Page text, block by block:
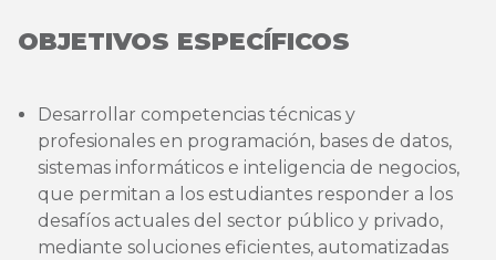
OBJETIVOS ESPECÍFICOS
Desarrollar competencias técnicas y
profesionales en programación, bases de datos,
sistemas informáticos e inteligencia de negocios,
que permitan a los estudiantes responder a los
desafíos actuales del sector público y privado,
mediante soluciones eficientes, automatizadas